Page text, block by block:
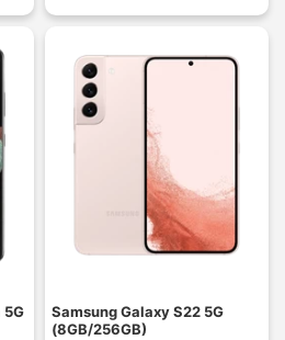
5G
Samsung Galaxy S22 5G
(8GB/256GB)